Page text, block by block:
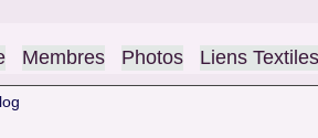
Membres Photos Liens Textiles